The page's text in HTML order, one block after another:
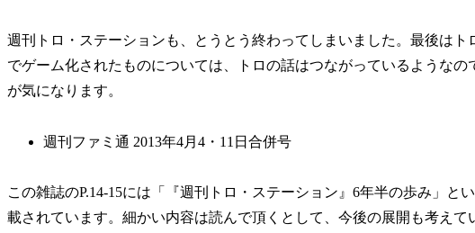
週刊トロ・ステーションも、とうとう終わってしまいました。最後はト
でゲーム化されたものについては、トロの話はつながっているような
が気になります。
週刊ファミ通 2013年4月4・11日合併号
この雑誌のP.14-15には「『週刊トロ・ステーション』6年半の歩み」と
載されています。細かい内容は読んで頂くとして、今後の展開も考えて